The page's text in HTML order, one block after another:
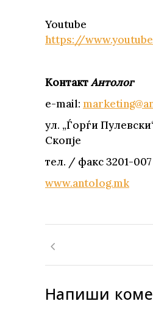
Youtube
https://
КонтактAнтолог
e-mail:
ул. „Ѓорѓи
Скопје
тел. / факс 3201-007
www.antolog.mk
Напиши